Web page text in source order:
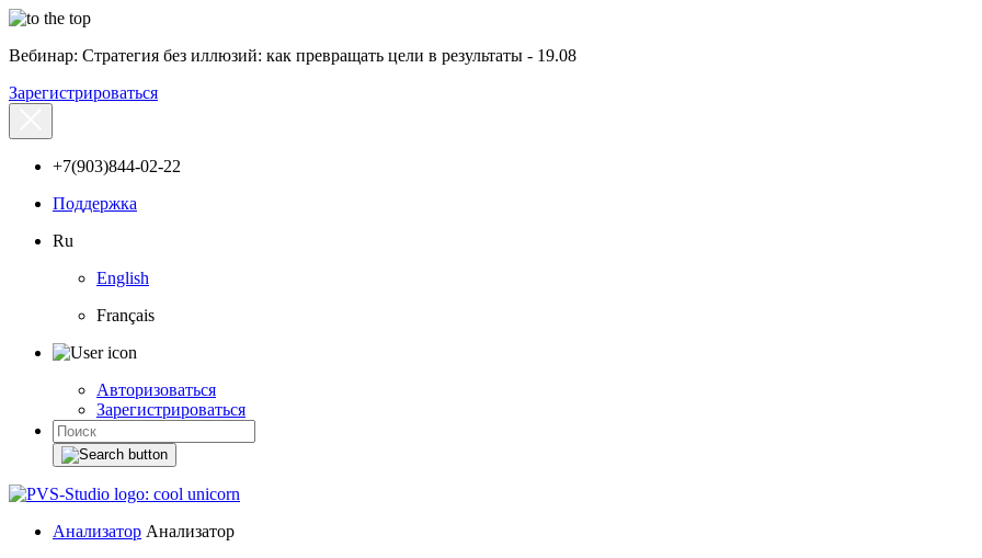
Вебинар: Стратегия без иллюзий: как превращать цели в результаты - 19.08
Зарегистрироваться
+7(903)844-02-22
Поддержка
Ru
English
Français
Авторизоваться
Зарегистрироваться
Анализатор Анализатор